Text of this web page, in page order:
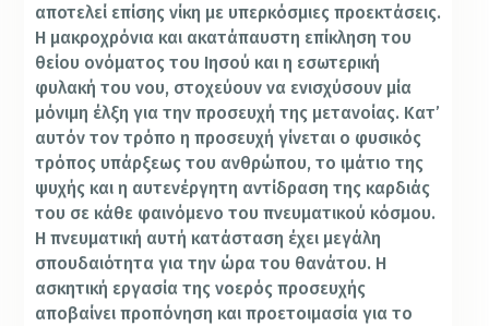
αποτελεί επίσης νίκη με υπερκόσμιες προεκτάσεις.
Η μακροχρόνια και ακατάπαυστη επίκληση του
θείου ονόματος του Ιησού και η εσωτερική
φυλακή του νου, στοχεύουν να ενισχύσουν μία
μόνιμη έλξη για την προσευχή της μετανοίας. Κατ’
αυτόν τον τρόπο η προσευχή γίνεται ο φυσικός
τρόπος υπάρξεως του ανθρώπου, το ιμάτιο της
ψυχής και η αυτενέργητη αντίδραση της καρδιάς
του σε κάθε φαινόμενο του πνευματικού κόσμου.
Η πνευματική αυτή κατάσταση έχει μεγάλη
σπουδαιότητα για την ώρα του θανάτου. Η
ασκητική εργασία της νοερός προσευχής
αποβαίνει προπόνηση και προετοιμασία για το